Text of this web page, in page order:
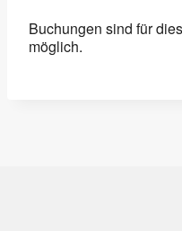
Buchungen sind für
möglich.